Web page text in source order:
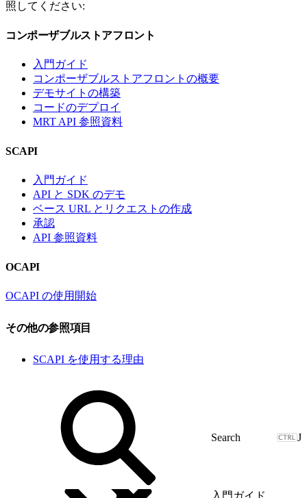
照してください:
コンポーザブルストアフロント
入門ガイド
コンポーザブルストアフロントの概要
デモサイトの構築
コードのデプロイ
MRT API 参照資料
SCAPI
入門ガイド
API と SDK のデモ
ベース URL とリクエストの作成
承認
API 参照資料
OCAPI
OCAPI の使用開始
その他の参照項目
SCAPI を使用する理由
J
入門ガイド